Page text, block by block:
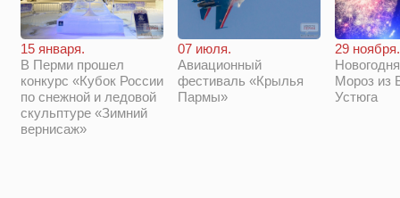
15 января.
В Перми прошел
конкурс «Кубок России
по снежной и ледовой
скульптуре «Зимний
вернисаж»
07 июля.
Авиационный
фестиваль «Крылья
Пармы»
29 ноября.
Мороз из
Устюга